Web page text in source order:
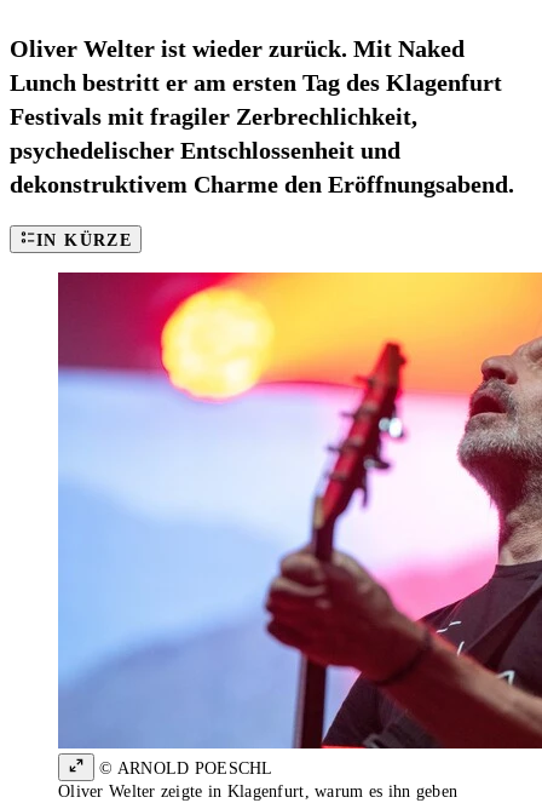
Oliver Welter ist wieder zurück. Mit Naked
Lunch bestritt er am ersten Tag des Klagenfurt
Festivals mit fragiler Zerbrechlichkeit,
psychedelischer Entschlossenheit und
dekonstruktivem Charme den Eröffnungsabend.
IN KÜRZE
© ARNOLD POESCHL
Oliver Welter zeigte in Klagenfurt, warum es ihn geben